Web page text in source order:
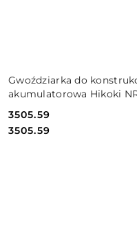
Gwoździarka do
akumulatorowa Hikoki
Cena:
3505.59
Cena:
3505.59